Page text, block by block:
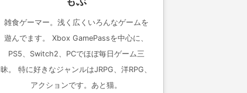
雑食ゲーマー。浅く広くいろんなゲームを
遊んでます。 Xbox GamePassを中心に、
PS5、Switch2、PCでほぼ毎日ゲーム三
昧。 特に好きなジャンルはJRPG、洋RPG、
アクションです。あと猫。